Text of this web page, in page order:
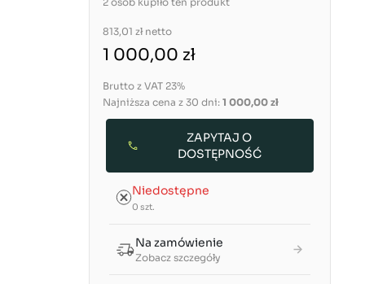
813,01 zł netto
1 000,00 zł
Brutto z VAT 23%
Najniższa cena z 30 dni: 1 000,00 zł
ZAPYTAJ O
DOSTĘPNOŚĆ
Niedostępne
0 szt.
Na zamówienie
Zobacz szczegóły